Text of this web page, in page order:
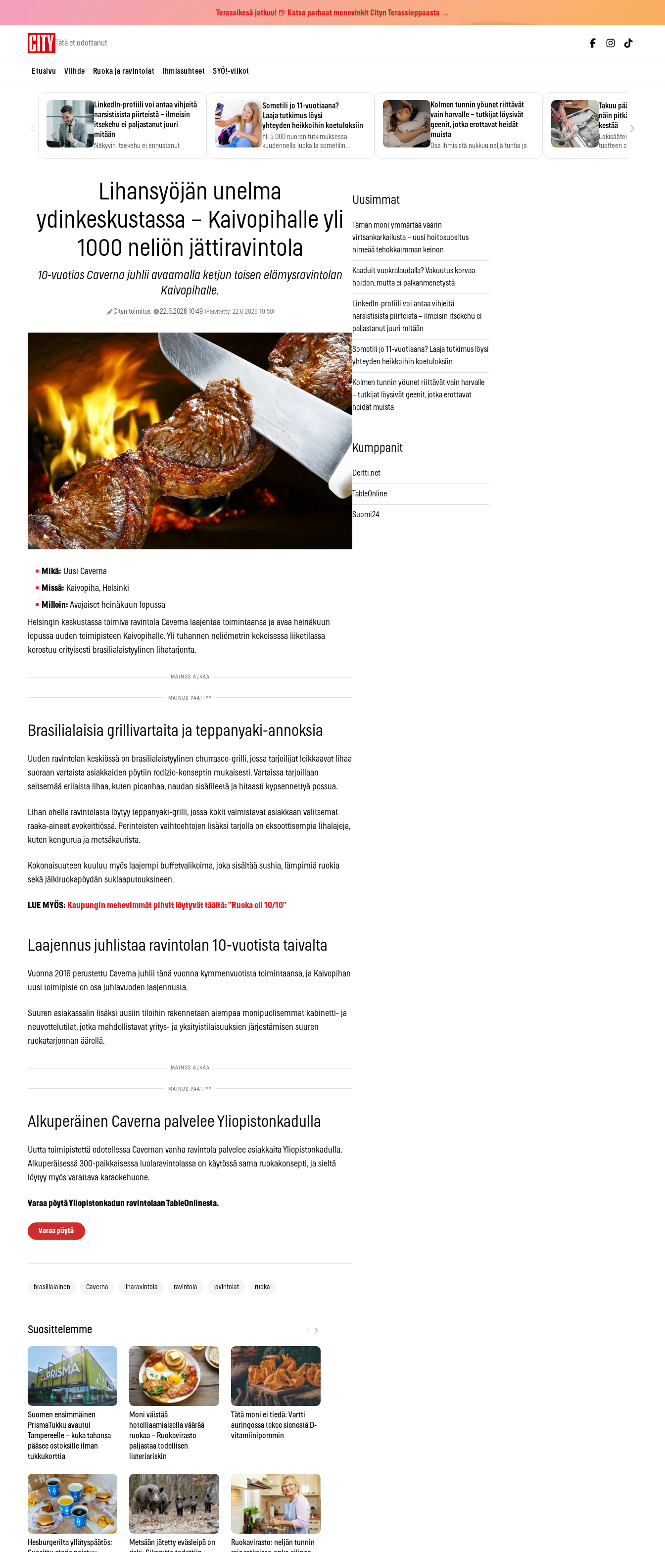
Terassikesä jatkuu! 🍺 Katso parhaat menovinkit Cityn Terassioppaasta →
Tätä et odottanut
Etusivu Viihde Ruoka ja ravintolat Ihmissuhteet SYÖ!-viikot
LinkedIn-profiili voi antaa vihjeitä
narsistisista piirteistä – ilmeisin
itsekehu ei paljastanut juuri
mitään
Näkyvin itsekehu ei ennustanut
Sometili jo 11-vuotiaana?
Laaja tutkimus löysi
yhteyden heikkoihin koetuloksiin
Yli 5 000 nuoren tutkimuksessa
kuudennella luokalla sometilin…
Kolmen tunnin yöunet riittävät
vain harvalle – tutkijat löysivät
geenit, jotka erottavat heidät
muista
Osa ihmisistä nukkuu neljä tuntia ja
Takuu päättyi,
näin pitkään
kestää
Lakisääteinen
tuotteen oletetun
›
Lihansyöjän unelma
ydinkeskustassa – Kaivopihalle yli
1000 neliön jättiravintola
10-vuotias Caverna juhlii avaamalla ketjun toisen elämysravintolan
Kaivopihalle.
Cityn toimitus 22.6.2026 10:49 (Päivitetty: 22.6.2026 10:50)
Mikä: Uusi Caverna
Missä: Kaivopiha, Helsinki
Milloin: Avajaiset heinäkuun lopussa
Helsingin keskustassa toimiva ravintola Caverna laajentaa toimintaansa ja avaa heinäkuun
lopussa uuden toimipisteen Kaivopihalle. Yli tuhannen neliömetrin kokoisessa liiketilassa
korostuu erityisesti brasilialaistyylinen lihatarjonta.
Brasilialaisia grillivartaita ja teppanyaki-annoksia
Uuden ravintolan keskiössä on brasilialaistyylinen churrasco-grilli, jossa tarjoilijat leikkaavat lihaa
suoraan vartaista asiakkaiden pöytiin rodízio-konseptin mukaisesti. Vartaissa tarjoillaan
seitsemää erilaista lihaa, kuten picanhaa, naudan sisäfileetä ja hitaasti kypsennettyä possua.
Lihan ohella ravintolasta löytyy teppanyaki-grilli, jossa kokit valmistavat asiakkaan valitsemat
raaka-aineet avokeittiössä. Perinteisten vaihtoehtojen lisäksi tarjolla on eksoottisempia lihalajeja,
kuten kengurua ja metsäkaurista.
Kokonaisuuteen kuuluu myös laajempi buffetvalikoima, joka sisältää sushia, lämpimiä ruokia
sekä jälkiruokapöydän suklaaputouksineen.
LUE MYÖS: Kaupungin mehevimmät pihvit löytyvät täältä: ”Ruoka oli 10/10”
Laajennus juhlistaa ravintolan 10-vuotista taivalta
Vuonna 2016 perustettu Caverna juhlii tänä vuonna kymmenvuotista toimintaansa, ja Kaivopihan
uusi toimipiste on osa juhlavuoden laajennusta.
Suuren asiakassalin lisäksi uusiin tiloihin rakennetaan aiempaa monipuolisemmat kabinetti- ja
neuvottelutilat, jotka mahdollistavat yritys- ja yksityistilaisuuksien järjestämisen suuren
ruokatarjonnan äärellä.
Alkuperäinen Caverna palvelee Yliopistonkadulla
Uutta toimipistettä odotellessa Cavernan vanha ravintola palvelee asiakkaita Yliopistonkadulla.
Alkuperäisessä 300-paikkaisessa luolaravintolassa on käytössä sama ruokakonsepti, ja sieltä
löytyy myös varattava karaokehuone.
Varaa pöytä Yliopistonkadun ravintolaan TableOnlinesta.
Varaa pöytä
brasilialainen Caverna liharavintola ravintola ravintolat ruoka
Suosittelemme ›
Suomen ensimmäinen
PrismaTukku avautui
Tampereelle – kuka tahansa
pääsee ostoksille ilman
tukkukorttia
Hesburgerilta yllätyspäätös:
Moni väistää
hotelliaamiaisella väärää
ruokaa – Ruokavirasto
paljastaa todellisen
listeriariskin
Metsään jätetty eväsleipä on
Tätä moni ei tiedä: Vartti
auringossa tekee sienestä D-
vitamiinipommin
Ruokavirasto: neljän tunnin
Uusimmat
Tämän moni ymmärtää väärin
virtsankarkailusta – uusi hoitosuositus
nimeää tehokkaimman keinon
Kaaduit vuokralaudalla? Vakuutus korvaa
hoidon, mutta ei palkanmenetystä
LinkedIn-profiili voi antaa vihjeitä
narsistisista piirteistä – ilmeisin itsekehu ei
paljastanut juuri mitään
Sometili jo 11-vuotiaana? Laaja tutkimus löysi
yhteyden heikkoihin koetuloksiin
Kolmen tunnin yöunet riittävät vain harvalle
– tutkijat löysivät geenit, jotka erottavat
heidät muista
Kumppanit
Deitti.net
TableOnline
Suomi24